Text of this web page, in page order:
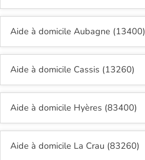
Aide à domicile Aubagne (13400)
Aide à domicile Cassis (13260)
Aide à domicile Hyères (83400)
Aide à domicile La Crau (83260)